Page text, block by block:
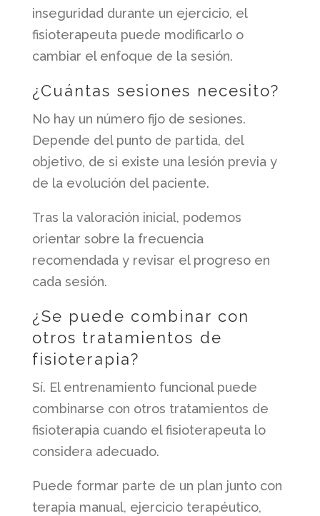
inseguridad durante un ejercicio, el
fisioterapeuta puede modificarlo o
cambiar el enfoque de la sesión.
¿Cuántas sesiones necesito?
No hay un número fijo de sesiones.
Depende del punto de partida, del
objetivo, de si existe una lesión previa y
de la evolución del paciente.
Tras la valoración inicial, podemos
orientar sobre la frecuencia
recomendada y revisar el progreso en
cada sesión.
¿Se puede combinar con
otros tratamientos de
fisioterapia?
Sí. El entrenamiento funcional puede
combinarse con otros tratamientos de
fisioterapia cuando el fisioterapeuta lo
considera adecuado.
Puede formar parte de un plan junto con
terapia manual, ejercicio terapéutico,